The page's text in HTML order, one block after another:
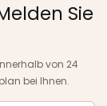
Sie
von 24
bei Ihnen.